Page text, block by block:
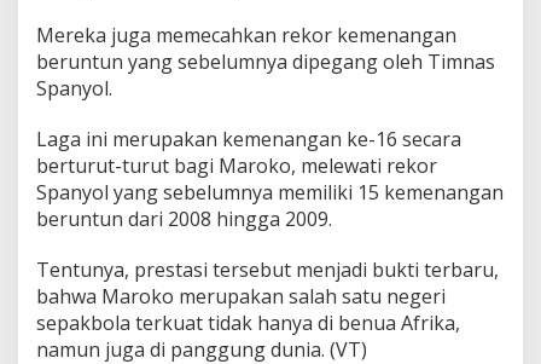
Mereka juga memecahkan rekor kemenangan
beruntun yang sebelumnya dipegang oleh Timnas
Spanyol.
Laga ini merupakan kemenangan ke-16 secara
berturut-turut bagi Maroko, melewati rekor
Spanyol yang sebelumnya memiliki 15 kemenangan
beruntun dari 2008 hingga 2009.
Tentunya, prestasi tersebut menjadi bukti terbaru,
bahwa Maroko merupakan salah satu negeri
sepakbola terkuat tidak hanya di benua Afrika,
namun juga di panggung dunia. (VT)